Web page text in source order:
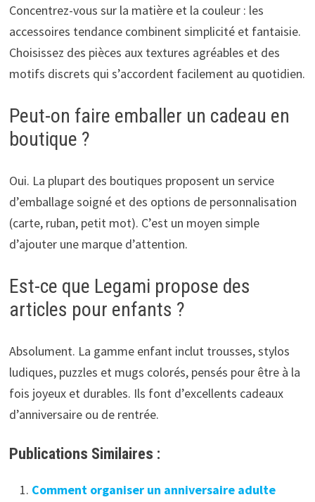
Concentrez-vous sur la matière et la couleur : les
accessoires tendance combinent simplicité et fantaisie.
Choisissez des pièces aux textures agréables et des
motifs discrets qui s’accordent facilement au quotidien.
Peut-on faire emballer un cadeau en
boutique ?
Oui. La plupart des boutiques proposent un service
d’emballage soigné et des options de personnalisation
(carte, ruban, petit mot). C’est un moyen simple
d’ajouter une marque d’attention.
Est-ce que Legami propose des
articles pour enfants ?
Absolument. La gamme enfant inclut trousses, stylos
ludiques, puzzles et mugs colorés, pensés pour être à la
fois joyeux et durables. Ils font d’excellents cadeaux
d’anniversaire ou de rentrée.
Publications Similaires :
Comment organiser un anniversaire adulte